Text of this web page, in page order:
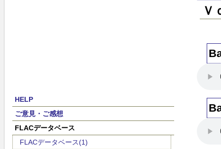
HELP
ご意見・ご感想
FLACデータベース
FLACデータベース(1)
Ｖ